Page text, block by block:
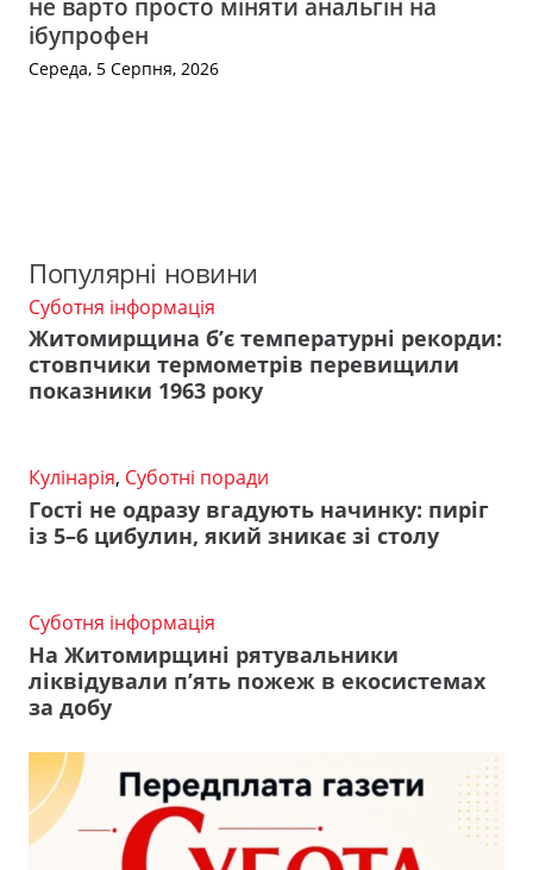
не варто просто міняти анальгін на
ібупрофен
Середа, 5 Серпня, 2026
Популярні новини
Суботня інформація
Житомирщина б’є температурні рекорди:
стовпчики термометрів перевищили
показники 1963 року
Кулінарія, Суботні поради
Гості не одразу вгадують начинку: пиріг
із 5–6 цибулин, який зникає зі столу
Суботня інформація
На Житомирщині рятувальники
ліквідували п’ять пожеж в екосистемах
за добу